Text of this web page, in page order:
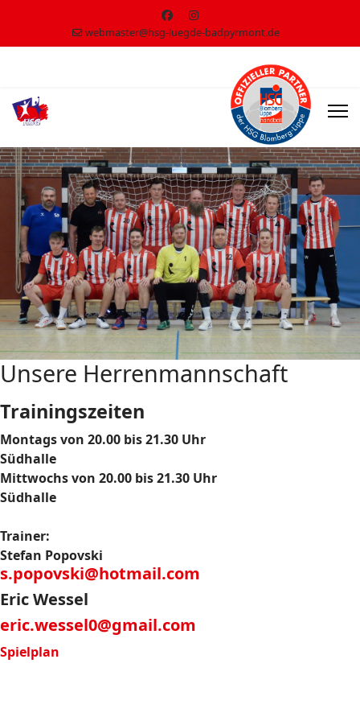
webmaster@hsg-luegde-badpyrmont.de
Unsere Herrenmannschaft
Trainingszeiten
Montags von 20.00 bis 21.30 Uhr
Südhalle
Mittwochs von 20.00 bis 21.30 Uhr
Südhalle
Trainer:
Stefan Popovski
s.popovski@hotmail.com
Eric Wessel
eric.wessel0@gmail.com
Spielplan